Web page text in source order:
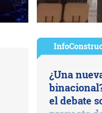
¿Una
el debate